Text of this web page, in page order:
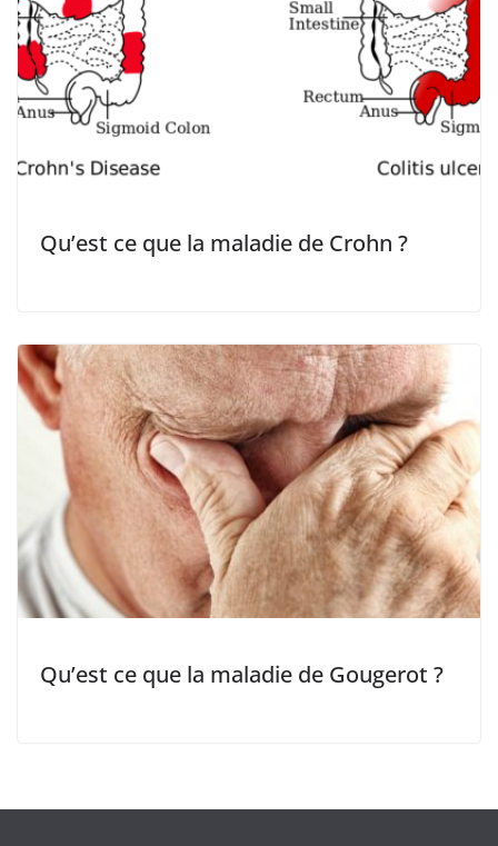
Qu’est ce que la maladie de Crohn ?
Qu’est ce que la maladie de Gougerot ?